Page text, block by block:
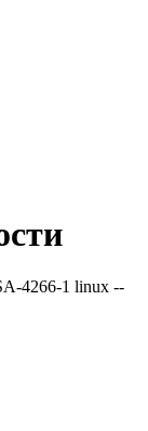
4266-1 linux --